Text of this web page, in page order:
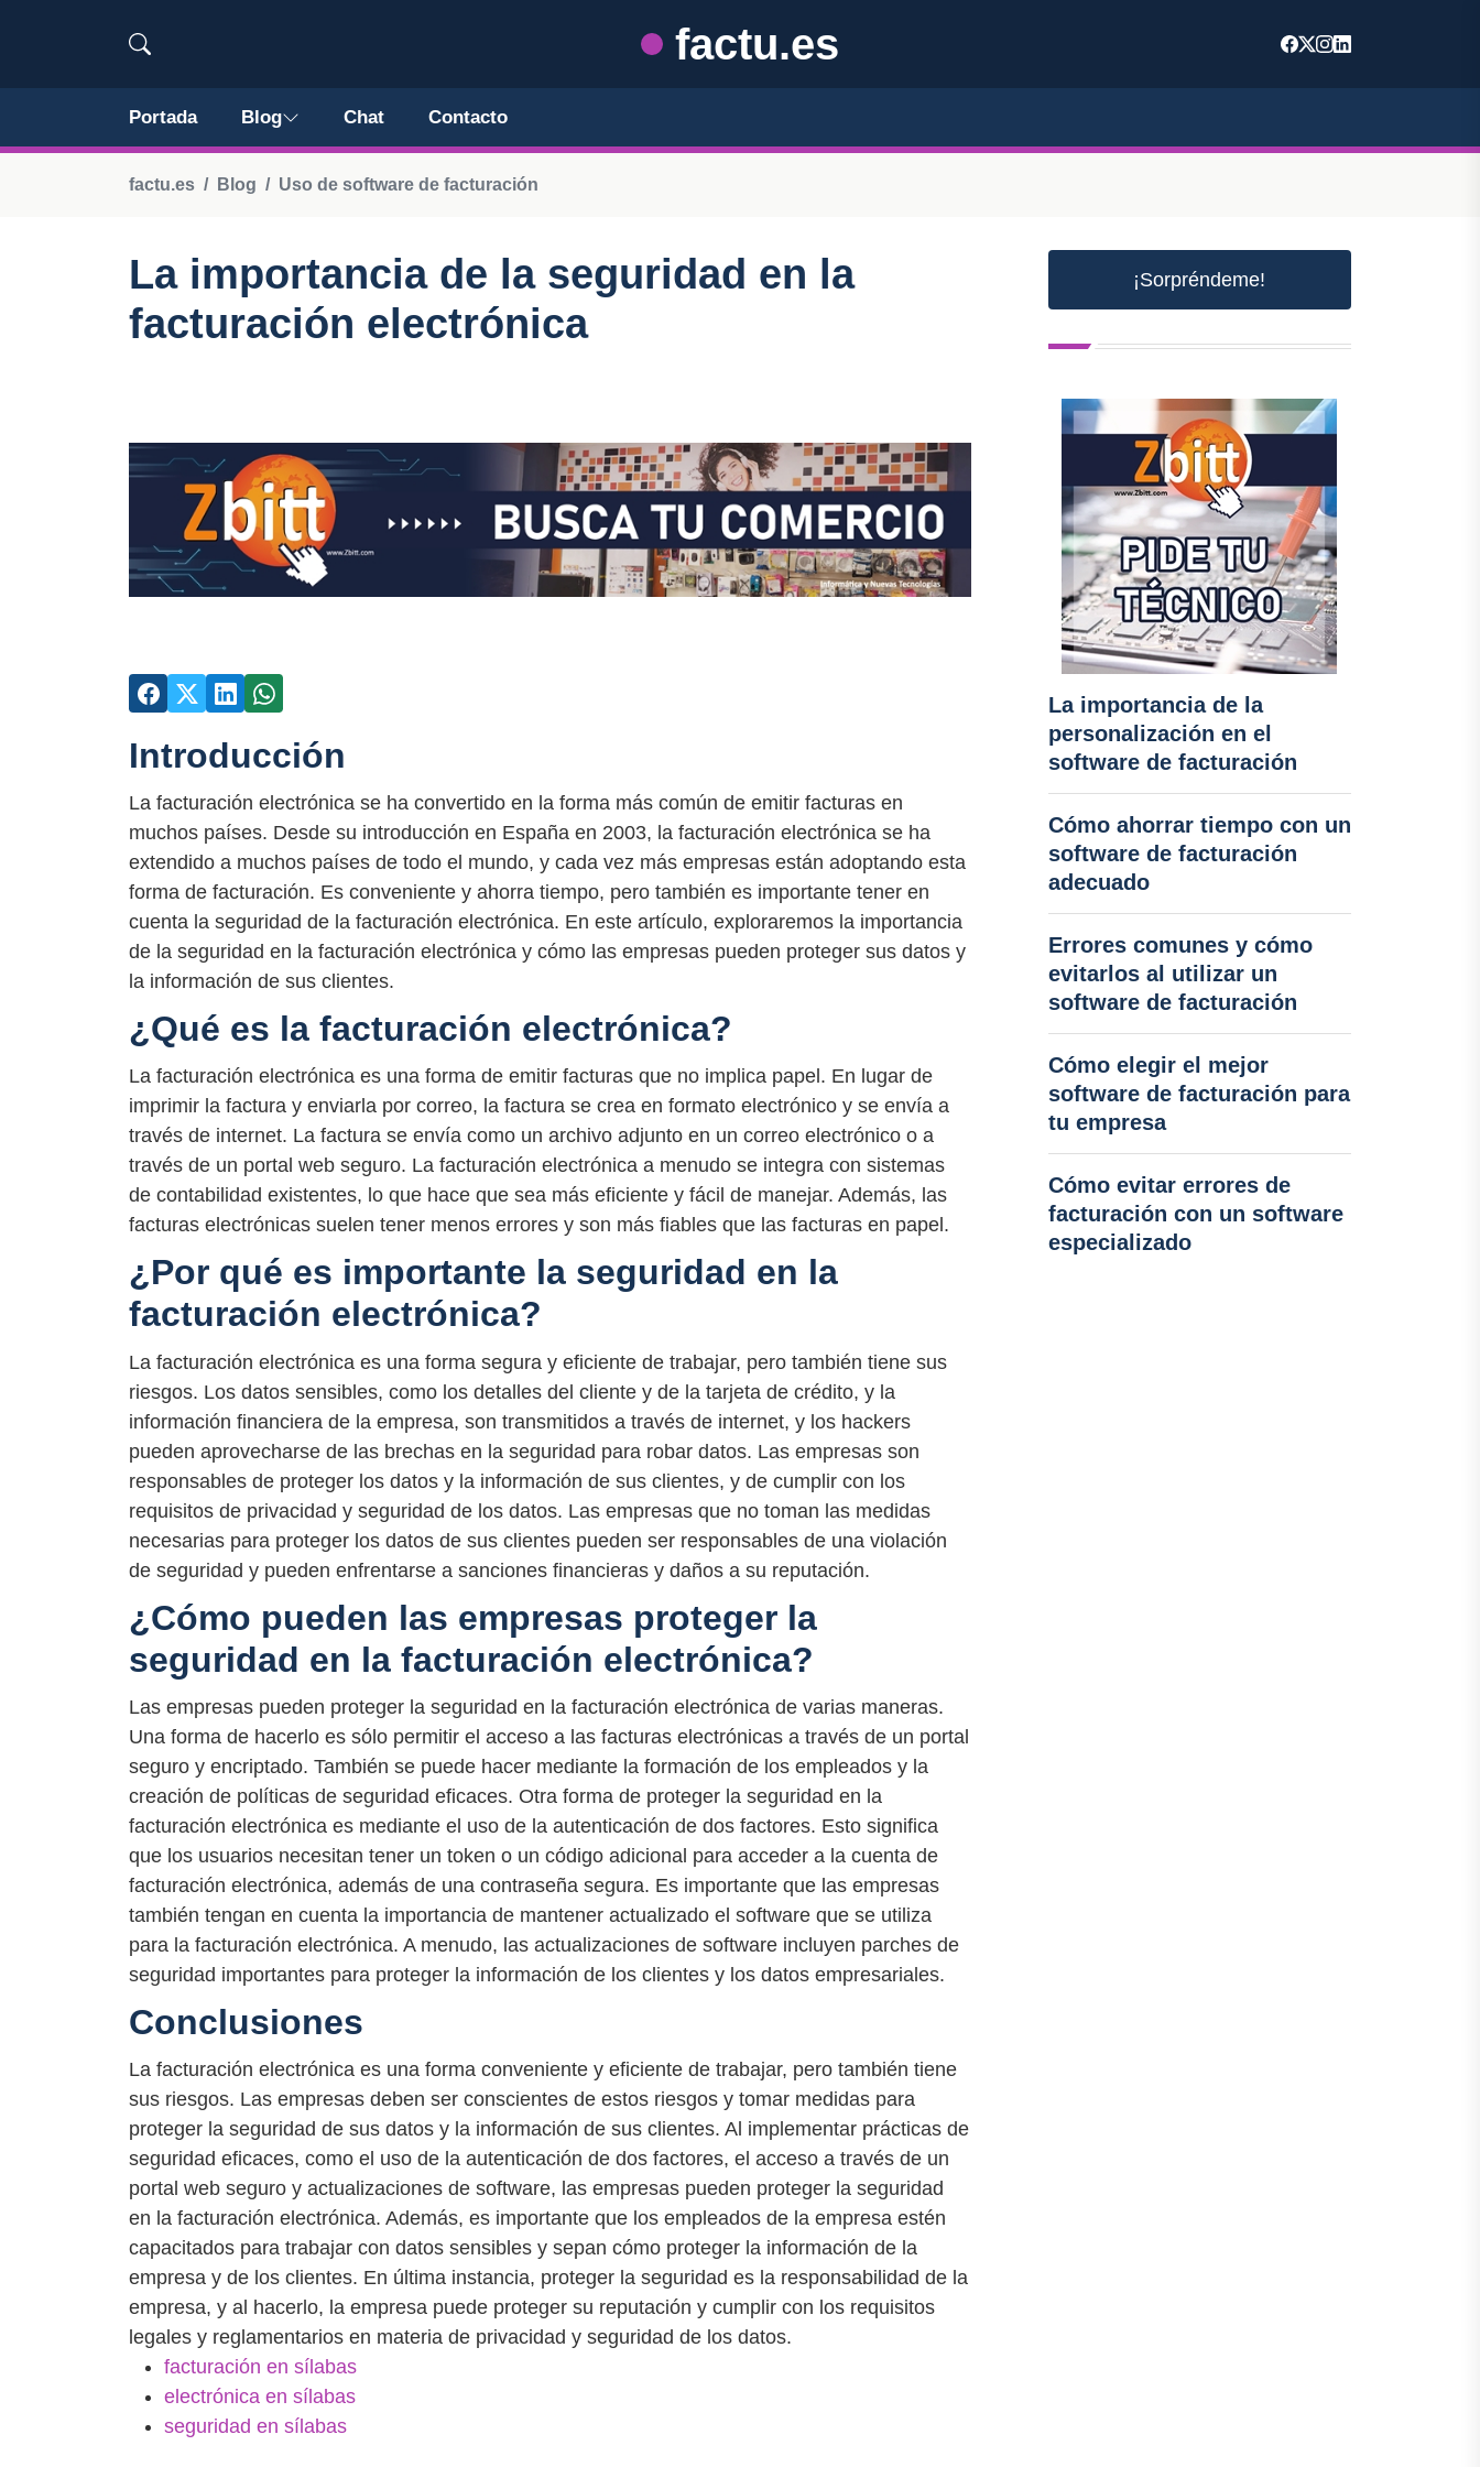
factu.es
Portada Blog Chat Contacto
factu.es Blog Uso de software de facturación
La importancia de la seguridad en la
facturación electrónica
Introducción
La facturación electrónica se ha convertido en la forma más común de emitir facturas en
muchos países. Desde su introducción en España en 2003, la facturación electrónica se ha
extendido a muchos países de todo el mundo, y cada vez más empresas están adoptando esta
forma de facturación. Es conveniente y ahorra tiempo, pero también es importante tener en
cuenta la seguridad de la facturación electrónica. En este artículo, exploraremos la importancia
de la seguridad en la facturación electrónica y cómo las empresas pueden proteger sus datos y
la información de sus clientes.
¿Qué es la facturación electrónica?
La facturación electrónica es una forma de emitir facturas que no implica papel. En lugar de
imprimir la factura y enviarla por correo, la factura se crea en formato electrónico y se envía a
través de internet. La factura se envía como un archivo adjunto en un correo electrónico o a
través de un portal web seguro. La facturación electrónica a menudo se integra con sistemas
de contabilidad existentes, lo que hace que sea más eficiente y fácil de manejar. Además, las
facturas electrónicas suelen tener menos errores y son más fiables que las facturas en papel.
¿Por qué es importante la seguridad en la
facturación electrónica?
La facturación electrónica es una forma segura y eficiente de trabajar, pero también tiene sus
riesgos. Los datos sensibles, como los detalles del cliente y de la tarjeta de crédito, y la
información financiera de la empresa, son transmitidos a través de internet, y los hackers
pueden aprovecharse de las brechas en la seguridad para robar datos. Las empresas son
responsables de proteger los datos y la información de sus clientes, y de cumplir con los
requisitos de privacidad y seguridad de los datos. Las empresas que no toman las medidas
necesarias para proteger los datos de sus clientes pueden ser responsables de una violación
de seguridad y pueden enfrentarse a sanciones financieras y daños a su reputación.
¿Cómo pueden las empresas proteger la
seguridad en la facturación electrónica?
Las empresas pueden proteger la seguridad en la facturación electrónica de varias maneras.
Una forma de hacerlo es sólo permitir el acceso a las facturas electrónicas a través de un portal
seguro y encriptado. También se puede hacer mediante la formación de los empleados y la
creación de políticas de seguridad eficaces. Otra forma de proteger la seguridad en la
facturación electrónica es mediante el uso de la autenticación de dos factores. Esto significa
que los usuarios necesitan tener un token o un código adicional para acceder a la cuenta de
facturación electrónica, además de una contraseña segura. Es importante que las empresas
también tengan en cuenta la importancia de mantener actualizado el software que se utiliza
para la facturación electrónica. A menudo, las actualizaciones de software incluyen parches de
seguridad importantes para proteger la información de los clientes y los datos empresariales.
Conclusiones
La facturación electrónica es una forma conveniente y eficiente de trabajar, pero también tiene
sus riesgos. Las empresas deben ser conscientes de estos riesgos y tomar medidas para
proteger la seguridad de sus datos y la información de sus clientes. Al implementar prácticas de
seguridad eficaces, como el uso de la autenticación de dos factores, el acceso a través de un
portal web seguro y actualizaciones de software, las empresas pueden proteger la seguridad
en la facturación electrónica. Además, es importante que los empleados de la empresa estén
capacitados para trabajar con datos sensibles y sepan cómo proteger la información de la
empresa y de los clientes. En última instancia, proteger la seguridad es la responsabilidad de la
empresa, y al hacerlo, la empresa puede proteger su reputación y cumplir con los requisitos
legales y reglamentarios en materia de privacidad y seguridad de los datos.
facturación en sílabas
electrónica en sílabas
seguridad en sílabas
¡Sorpréndeme!
La importancia de la
personalización en el
software de facturación
Cómo ahorrar tiempo con un
software de facturación
adecuado
Errores comunes y cómo
evitarlos al utilizar un
software de facturación
Cómo elegir el mejor
software de facturación para
tu empresa
Cómo evitar errores de
facturación con un software
especializado